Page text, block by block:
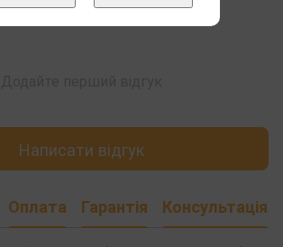
Написати відгук
Оплата Гарантія Консультація